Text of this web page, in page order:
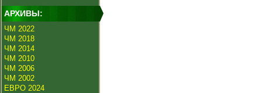
АРХИВЫ:
ЧМ 2022
ЧМ 2018
ЧМ 2014
ЧМ 2010
ЧМ 2006
ЧМ 2002
ЕВРО 2024